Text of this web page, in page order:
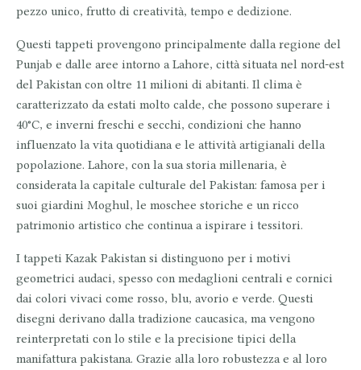
pezzo unico, frutto di creatività, tempo e dedizione.
Questi tappeti provengono principalmente dalla regione del
Punjab e dalle aree intorno aLahore, città situata nel nord-est
del Pakistan con oltre 11 milioni di abitanti. Il clima è
caratterizzato da estati molto calde, che possono superare i
40°C, e inverni freschi e secchi, condizioni che hanno
influenzato la vita quotidiana e le attività artigianali della
popolazione. Lahore, con la sua storia millenaria, è
considerata la capitale culturale del Pakistan: famosa per i
suoi giardini Moghul, le moschee storiche e un ricco
patrimonio artistico che continua a ispirare i tessitori.
I tappeti Kazak Pakistan si distinguono per i motivi
geometrici audaci, spesso con medaglioni centrali e cornici
dai colori vivaci come rosso, blu, avorio e verde. Questi
disegni derivano dalla tradizione caucasica, ma vengono
reinterpretati con lo stile e la precisione tipici della
manifattura pakistana. Grazie alla loro robustezza e al loro